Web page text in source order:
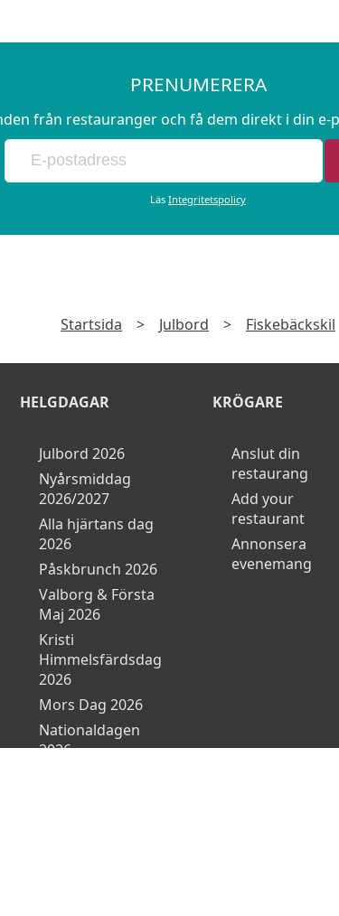
PRENUMERERA
från restauranger och få dem direkt i din e-
Läs Integritetspolicy
Startsida > Julbord > Fiskebäckskil
HELGDAGAR
Julbord 2026
Nyårsmiddag
2026/2027
Alla hjärtans dag
2026
Påskbrunch 2026
Valborg & Första
Maj 2026
Kristi
Himmelsfärdsdag
2026
Mors Dag 2026
Nationaldagen
2026
KRÖGARE
Anslut din
restaurang
Add your
restaurant
Annonsera
evenemang